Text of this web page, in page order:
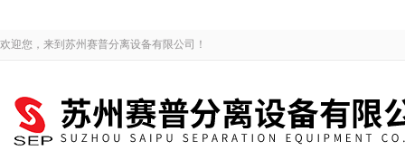
欢迎您，来到苏州赛普分离设备有限公司！